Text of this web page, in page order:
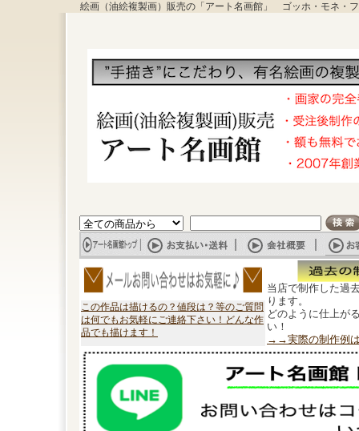
絵画（油絵複製画）販売の「アート名画館」 ゴッホ・モネ・
この作品は描けるの？値段は？等のご質問
は何でもお気軽にご連絡下さい！どんな作
品でも描けます！
当店で制作した過
ります。
どのように仕上が
い！
→→実際の制作例